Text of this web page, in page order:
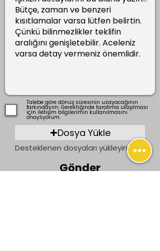
Talebe göre dönüş süresinin uzayacağının
farkındayım. Gerektiğinde tarafıma ulaşılması
için iletişim bilgilerimin kullanılmasını
onaylıyorum.
Dosya Yükle
Desteklenen dosyaları yükleyin (En fazla 15 MB)
Gönder